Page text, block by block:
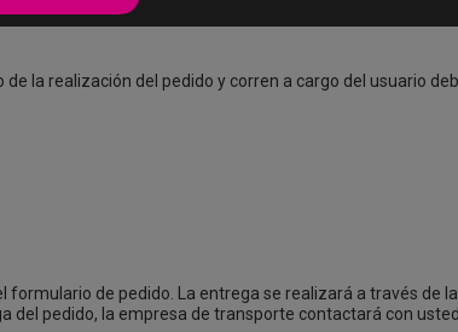
la realización del pedido y corren a cargo del usuario
formulario de pedido. La entrega se realizará a través
del pedido, la empresa de transporte contactará con